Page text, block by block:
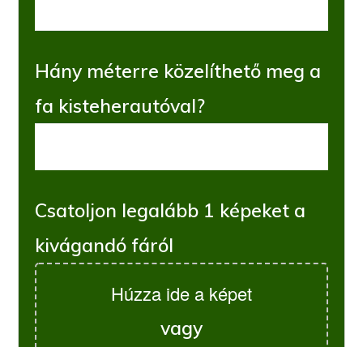
Hány méterre közelíthető meg a
fa kisteherautóval?
Csatoljon legalább 1 képeket a
kivágandó fáról
Húzza ide a képet
vagy